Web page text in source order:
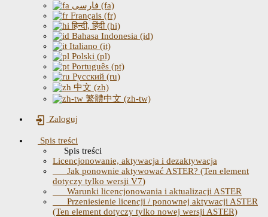
فارسی (fa)
Français (fr)
हिन्दी, हिंदी (hi)
Bahasa Indonesia (id)
Italiano (it)
Polski (pl)
Português (pt)
Русский (ru)
中文 (zh)
繁體中文 (zh-tw)
Zaloguj
Spis treści
Spis treści
Licencjonowanie, aktywacja i dezaktywacja
Jak ponownie aktywować ASTER? (Ten element
dotyczy tylko wersji V7)
Warunki licencjonowania i aktualizacji ASTER
Przeniesienie licencji / ponownej aktywacji ASTER
(Ten element dotyczy tylko nowej wersji ASTER)